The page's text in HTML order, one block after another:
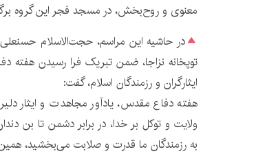
معنوی و روح‌بخش، در مسجد فجر این گروه
توپخانه نزاجا، ضمن تبریک فرا رسیدن هفته
ایثارگران و رزمندگان اسلام، گفت:
هفته دفاع مقدس، یادآور مجاهدت و ایثار
ولایت و توکل بر خدا، در برابر دشمن تا بن
به رزمندگان ما قدرت و صلابت می‌بخشید،